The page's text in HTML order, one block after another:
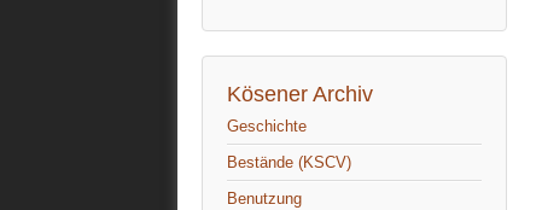
Kösener Archiv
Geschichte
Bestände (KSCV)
Benutzung